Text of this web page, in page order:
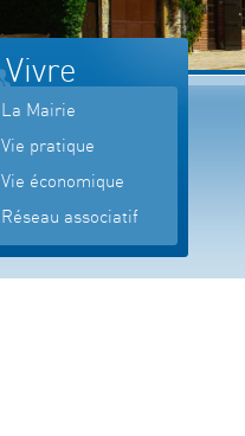
Vivre
La Mairie
Vie pratique
Vie économique
Réseau associatif